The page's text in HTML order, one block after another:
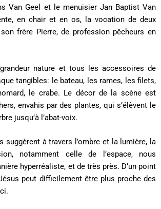
Van Geel et le menuisier Jan Baptist Van
en chair et en os, la vocation de deux
frère Pierre, de profession pêcheurs en
nature et tous les accessoires de
tangibles: le bateau, les rames, les filets,
le crabe. Le décor de la scène est
envahis par des plantes, qui s’élèvent le
jusqu’à l’abat-voix.
suggèrent à travers l’ombre et la lumière, la
notamment celle de l’espace, nous
hyperréaliste, et de très près. D’un point
peut difficilement être plus proche des